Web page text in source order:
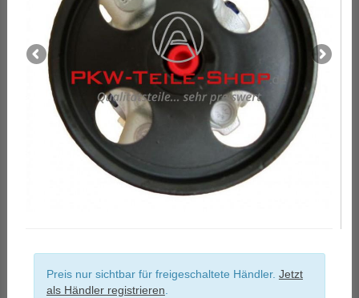
Preis nur sichtbar für freigeschaltete Händler. Jetzt
als Händler registrieren